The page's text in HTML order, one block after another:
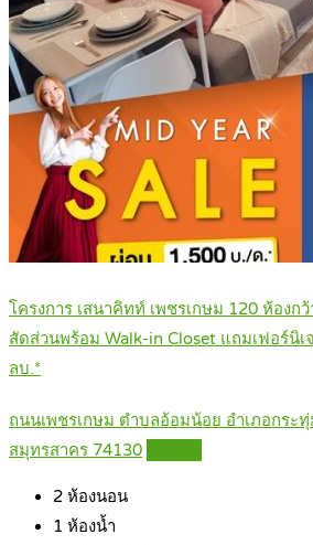
โครงการ เสนาคิทท์ เพชรเกษม 120 ห้องกว้
สัดส่วนพร้อม Walk-in Closet แถมเฟอร์นิเ
ลบ.*
ถนนเพชรเกษม ตำบลอ้อมน้อย อำเภอกระ
สมุทรสาคร 74130
2 ห้องนอน
1 ห้องน้ำ